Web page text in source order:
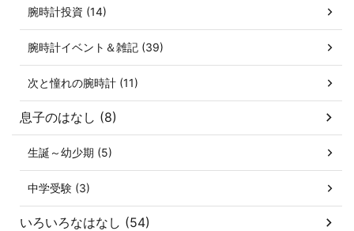
腕時計投資 (14)
腕時計イベント＆雑記 (39)
次と憧れの腕時計 (11)
息子のはなし (8)
生誕～幼少期 (5)
中学受験 (3)
いろいろなはなし (54)